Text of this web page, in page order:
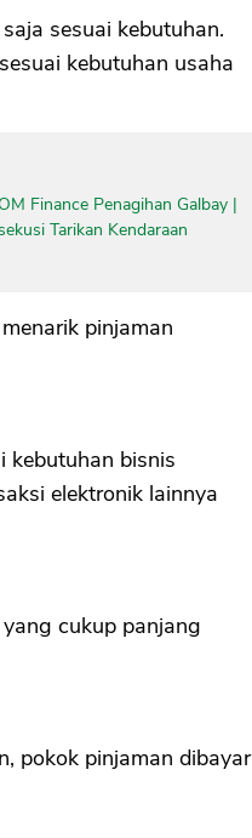
sesuai kebutuhan.
kebutuhan usaha
Finance Penagihan Galbay |
Tarikan Kendaraan
pinjaman
kebutuhan bisnis
elektronik lainnya
cukup panjang
pokok pinjaman dibayar